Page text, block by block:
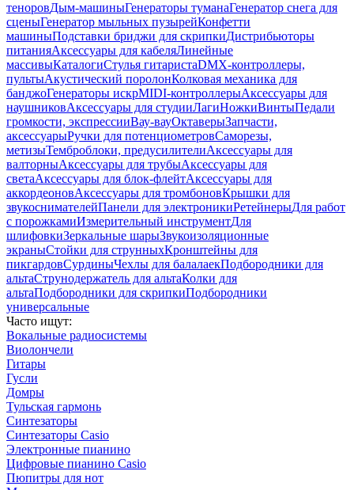
теноровДым-машиныГенераторы туманаГенератор снега для
сценыГенератор мыльных пузырейКонфетти
машиныПодставки бриджи для скрипкиДистрибьюторы
питанияАксессуары для кабеляЛинейные
массивыКаталогиСтулья гитаристаDMX-контроллеры,
пультыАкустический поролонКолковая механика для
банджоГенераторы искрMIDI-контроллерыАксессуары для
наушниковАксессуары для студииЛагиНожкиВинтыПедали
громкости, экспрессииВау-вауОктаверыЗапчасти,
аксессуарыРучки для потенциометровСаморезы,
метизыТемброблоки, предусилителиАксессуары для
валторныАксессуары для трубыАксессуары для
светаАксессуары для блок-флейтАксессуары для
аккордеоновАксессуары для тромбоновКрышки для
звукоснимателейПанели для электроникиРетейнерыДля работ
с порожкамиИзмерительный инструментДля
шлифовкиЗеркальные шарыЗвукоизоляционные
экраныСтойки для струнныхКронштейны для
пикгардовСурдиныЧехлы для балалаекПодбородники для
альтаСтрунодержатель для альтаКолки для
альтаПодбородники для скрипкиПодбородники
универсальные
Часто ищут:
Вокальные радиосистемы
Виолончели
Гитары
Гусли
Домры
Тульская гармонь
Синтезаторы
Синтезаторы Casio
Электронные пианино
Цифровые пианино Casio
Пюпитры для нот